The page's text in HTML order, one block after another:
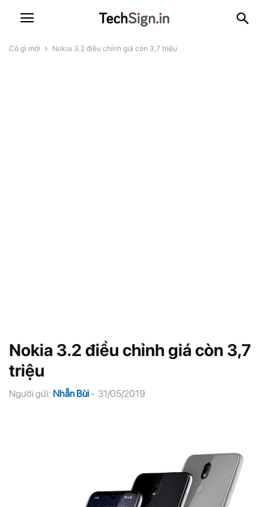
Có gì mới Nokia 3.2 điều chỉnh giá còn 3,7 triệu
Nokia 3.2 điều chỉnh giá còn 3,7
triệu
Người gửi: Nhẫn Bùi - 31/05/2019